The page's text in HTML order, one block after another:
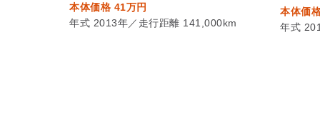
本体価格 41万円
年式 2013年／走行距離 141,000km
本体価
年式